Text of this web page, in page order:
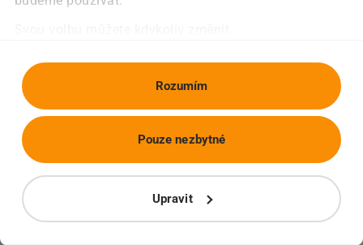
Rozumím
Upravit
Pouze nezbytné